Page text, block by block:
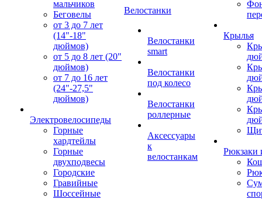
мальчиков
Беговелы
от 3 до 7 лет
(14"-18"
дюймов)
от 5 до 8 лет (20"
дюймов)
от 7 до 16 лет
(24"-27,5"
дюймов)
Электровелосипеды
Горные
хардтейлы
Горные
двухподвесы
Городские
Гравийные
Шоссейные
Велостанки
Велостанки
smart
Велостанки
под колесо
Велостанки
роллерные
Аксессуары
к
велостанкам
Крылья
Рюкзаки